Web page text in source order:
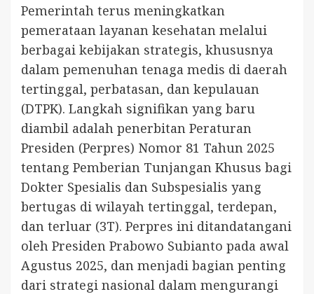
Pemerintah terus meningkatkan
pemerataan layanan kesehatan melalui
berbagai kebijakan strategis, khususnya
dalam pemenuhan tenaga medis di daerah
tertinggal, perbatasan, dan kepulauan
(DTPK). Langkah signifikan yang baru
diambil adalah penerbitan Peraturan
Presiden (Perpres) Nomor 81 Tahun 2025
tentang Pemberian Tunjangan Khusus bagi
Dokter Spesialis dan Subspesialis yang
bertugas di wilayah tertinggal, terdepan,
dan terluar (3T). Perpres ini ditandatangani
oleh Presiden Prabowo Subianto pada awal
Agustus 2025, dan menjadi bagian penting
dari strategi nasional dalam mengurangi